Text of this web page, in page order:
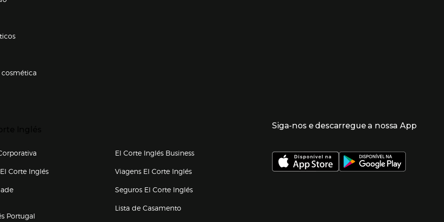
Corte Inglés(abre en nueva ventana)
Portugal
El Corte Inglés Business
Viagens El Corte Inglés(abre en nueva ventana)
Seguros El Corte Inglés(abre en nueva ventana)
Lista de Casamento
Siga-nos e descarregue a nossa App